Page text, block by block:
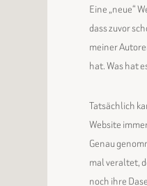
Eine „neue“
dass zuvor
meiner
hat. Was hat
Tatsächlich
Website
Genau
mal veraltet,
noch ihre